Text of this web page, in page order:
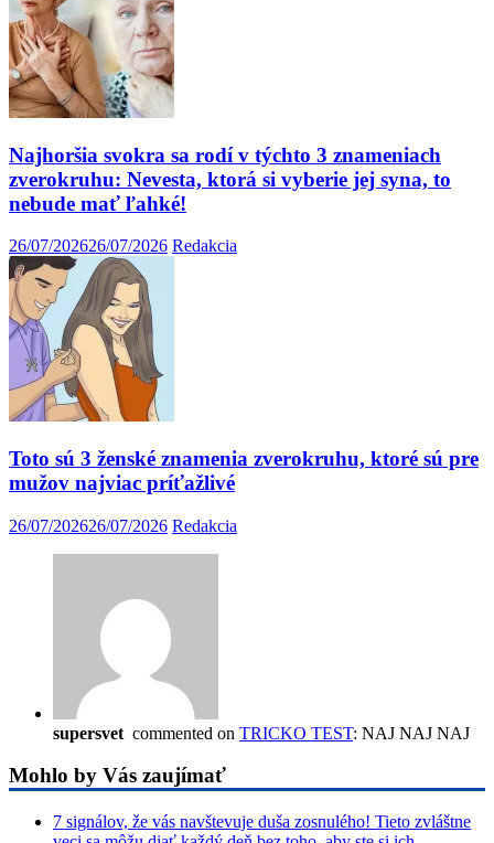
Najhoršia svokra sa rodí v týchto 3 znameniach
zverokruhu: Nevesta, ktorá si vyberie jej syna, to
nebude mať ľahké!
26/07/202626/07/2026 Redakcia
Toto sú 3 ženské znamenia zverokruhu, ktoré sú pre
mužov najviac príťažlivé
26/07/202626/07/2026 Redakcia
supersvet commented on TRICKO TEST: NAJ NAJ NAJ
Mohlo by Vás zaujímať
7 signálov, že vás navštevuje duša zosnulého! Tieto zvláštne